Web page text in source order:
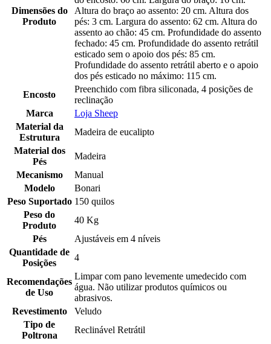
Dimensões do
Produto
Altura do braço ao assento: 20 cm. Altura dos
pés: 3 cm. Largura do assento: 62 cm. Altura do
assento ao chão: 45 cm. Profundidade do assento
fechado: 45 cm. Profundidade do assento retrátil
esticado sem o apoio dos pés: 85 cm.
Profundidade do assento retrátil aberto e o apoio
dos pés esticado no máximo: 115 cm.
Encosto
Preenchido com fibra siliconada, 4 posições de
reclinação
Marca
Loja Sheep
Material da
Estrutura
Madeira de eucalipto
Material dos
Pés
Madeira
Mecanismo
Manual
Modelo
Bonari
Peso Suportado 150 quilos
Peso do
Produto
40 Kg
Pés
Ajustáveis em 4 níveis
Quantidade de
Posições
4
Recomendações
de Uso
Limpar com pano levemente umedecido com
água. Não utilizar produtos químicos ou
abrasivos.
Revestimento
Veludo
Tipo de
Poltrona
Reclinável Retrátil